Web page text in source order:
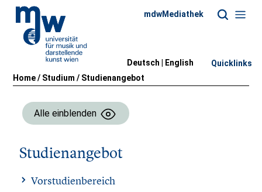
Home/ Studium / Studienangebot
mdwMediathek
Deutsch | English Quicklinks
Alle einblenden
Studienangebot
Vorstudienbereich